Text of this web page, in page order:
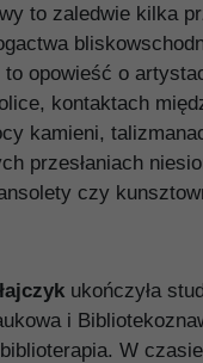
to zaledwie kilka
opowieść o
kontaktach
kamieni,
przesłaniach
czy
ukończyła
i
W